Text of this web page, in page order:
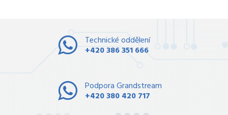
Technické oddělení
+420 386 351 666
Podpora Grandstream
+420 380 420 717